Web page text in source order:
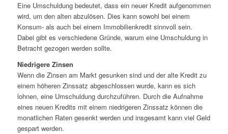
Eine Umschuldung bedeutet, dass ein neuer Kredit aufgenommen
wird, um den alten abzulösen. Dies kann sowohl bei einem
Konsum- als auch bei einem Immobilienkredit sinnvoll sein.
Dabei gibt es verschiedene Gründe, warum eine Umschuldung in
Betracht gezogen werden sollte.
Niedrigere Zinsen
Wenn die Zinsen am Markt gesunken sind und der alte Kredit zu
einem höheren Zinssatz abgeschlossen wurde, kann es sich
lohnen, eine Umschuldung durchzuführen. Durch die Aufnahme
eines neuen Kredits mit einem niedrigeren Zinssatz können die
monatlichen Raten gesenkt werden und insgesamt kann viel Geld
gespart werden.